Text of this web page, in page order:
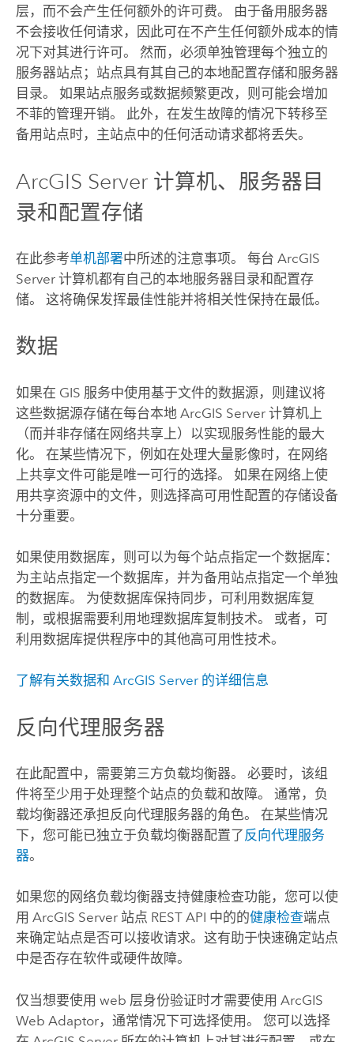
层，而不会产生任何额外的许可费。 由于备用服务器
不会接收任何请求，因此可在不产生任何额外成本的情
况下对其进行许可。 然而，必须单独管理每个独立的
服务器站点；站点具有其自己的本地配置存储和服务器
目录。 如果站点服务或数据频繁更改，则可能会增加
不菲的管理开销。 此外，在发生故障的情况下转移至
备用站点时，主站点中的任何活动请求都将丢失。
ArcGIS Server计算机、服务器目
录和配置存储
在此参考单机部署中所述的注意事项。 每台 ArcGIS
Server计算机都有自己的本地服务器目录和配置存
储。 这将确保发挥最佳性能并将相关性保持在最低。
数据
如果在 GIS 服务中使用基于文件的数据源，则建议将
这些数据源存储在每台本地 ArcGIS Server计算机上
（而并非存储在网络共享上）以实现服务性能的最大
化。 在某些情况下，例如在处理大量影像时，在网络
上共享文件可能是唯一可行的选择。 如果在网络上使
用共享资源中的文件，则选择高可用性配置的存储设备
十分重要。
如果使用数据库，则可以为每个站点指定一个数据库：
为主站点指定一个数据库，并为备用站点指定一个单独
的数据库。 为使数据库保持同步，可利用数据库复
制，或根据需要利用地理数据库复制技术。 或者，可
利用数据库提供程序中的其他高可用性技术。
了解有关数据和 ArcGIS Server的详细信息
反向代理服务器
在此配置中，需要第三方负载均衡器。 必要时，该组
件将至少用于处理整个站点的负载和故障。 通常，负
载均衡器还承担反向代理服务器的角色。 在某些情况
下，您可能已独立于负载均衡器配置了反向代理服务
器。
如果您的网络负载均衡器支持健康检查功能，您可以使
用 ArcGIS Server站点 REST API 中的的健康检查端点
来确定站点是否可以接收请求。这有助于快速确定站点
中是否存在软件或硬件故障。
仅当想要使用 web 层身份验证时才需要使用 ArcGIS
Web Adaptor，通常情况下可选择使用。 您可以选择